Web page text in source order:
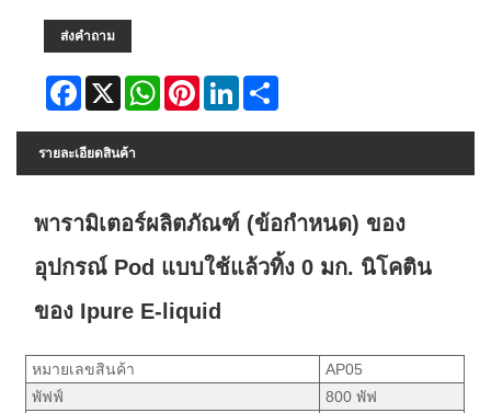
ส่งคำถาม
Facebook WhatsAppPinterestLinkedIn
รายละเอียดสินค้า
พารามิเตอร์ผลิตภัณฑ์ (ข้อกำหนด) ของ
อุปกรณ์ Pod แบบใช้แล้วทิ้ง 0 มก. นิโคติน
ของ Ipure E-liquid
หมายเลขสินค้า
AP05
พัฟฟ์
800 พัฟ